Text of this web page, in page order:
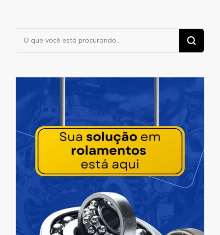
Procurando
algo?